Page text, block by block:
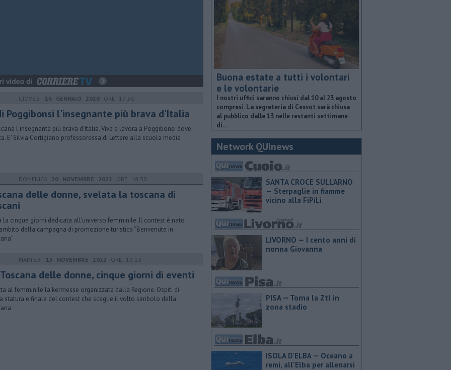
GIOVEDÌ 16 GENNAIO 2020ORE 17:50
Poggibonsi l'insegnante più brava d'Italia
l’insegnante più brava d'Italia. Vive e lavora a Poggibonsi dove
E' Silvia Cortigiano professoressa di Lettere alla scuola media
DOMENICA 20 NOVEMBRE 2022 ORE 18:30
delle donne, svelata la toscana di
la cinque giorni dedicata all'universo femminile. Il contest è nato
della campagna di promozione turistica “Benvenute in
MARTEDÌ 15 NOVEMBRE 2022 ORE 13:13
delle donne, cinque giorni di eventi
al femminile la kermesse organizzata dalla Regione. Ospiti di
statura e finale del contest che sceglie il volto simbolo della
Buona estate a tutti i volontari
e le volontarie
I nostri uffici saranno chiusi dal 10 al 23 agosto
compresi. La segreteria di Cesvot sarà chiusa
al pubblico dalle 13 nelle restanti settimane
di...
Network QUInews
SANTA CROCE SULL'ARNO
— Sterpaglie in fiamme
vicino alla FiPiLi
LIVORNO — I cento anni di
nonna Giovanna
PISA — Torna la Ztl in
zona stadio
ISOLA D'ELBA — Oceano a
remi, all'Elba per allenarsi